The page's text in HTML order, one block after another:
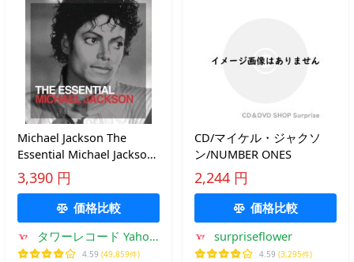
Michael Jackson The
Essential Michael Jackson
CD
3,390 円
価格比較
タワーレコード Yahoo!
店
4.59 (49,859件)
CD/マイケル・ジャクソ
ン/NUMBER ONES
2,244 円
価格比較
surpriseflower
4.59 (3,295件)